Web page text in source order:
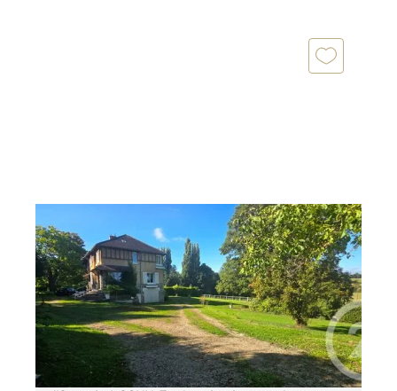
VALLANGOUJARD 95
222 m 2, 10 pièces
Ref : 525
Maison à vendre
530 000 €
A 10 minutes de Vallangoujard, 15 minutes de